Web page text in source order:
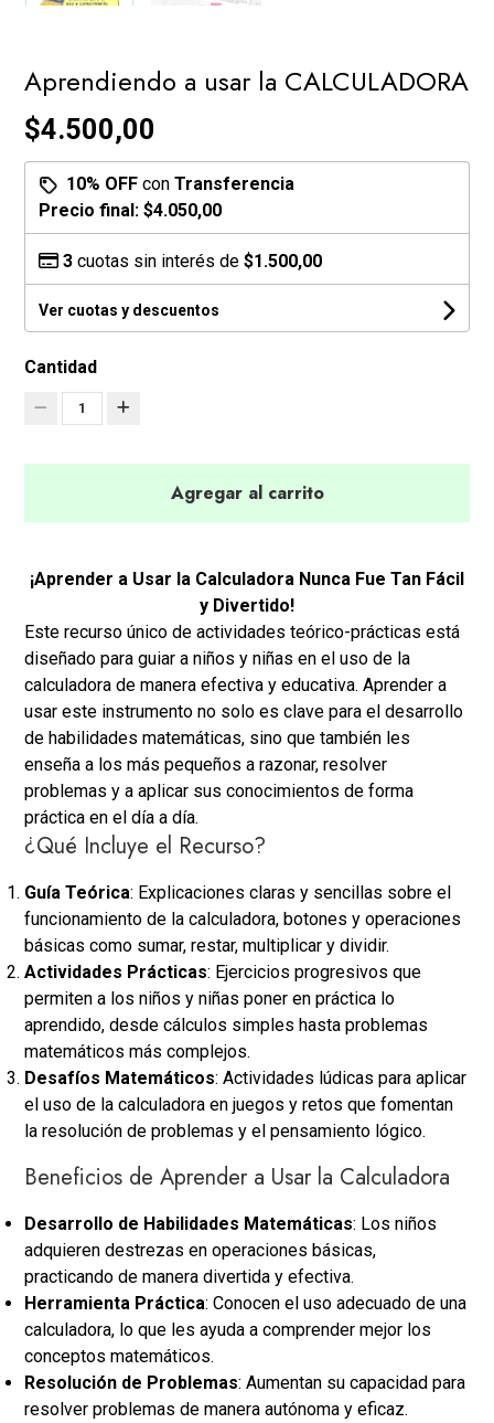
Aprendiendo a usar la CALCULADORA
$4.500,00
10% OFF conTransferencia
Precio final:$4.050,00
3 cuotas sin interés de$1.500,00
Ver cuotas y descuentos
Cantidad
1
Agregar al carrito
¡Aprender a Usar la Calculadora Nunca Fue Tan Fácil
y Divertido!
Este recurso único de actividades teórico-prácticas está
diseñado para guiar a niños y niñas en el uso de la
calculadora de manera efectiva y educativa. Aprender a
usar este instrumento no solo es clave para el desarrollo
de habilidades matemáticas, sino que también les
enseña a los más pequeños a razonar, resolver
problemas y a aplicar sus conocimientos de forma
práctica en el día a día.
¿Qué Incluye el Recurso?
Guía Teórica: Explicaciones claras y sencillas sobre el
funcionamiento de la calculadora, botones y operaciones
básicas como sumar, restar, multiplicar y dividir.
Actividades Prácticas: Ejercicios progresivos que
permiten a los niños y niñas poner en práctica lo
aprendido, desde cálculos simples hasta problemas
matemáticos más complejos.
Desafíos Matemáticos: Actividades lúdicas para aplicar
el uso de la calculadora en juegos y retos que fomentan
la resolución de problemas y el pensamiento lógico.
Beneficios de Aprender a Usar la Calculadora
Desarrollo de Habilidades Matemáticas: Los niños
adquieren destrezas en operaciones básicas,
practicando de manera divertida y efectiva.
Herramienta Práctica: Conocen el uso adecuado de una
calculadora, lo que les ayuda a comprender mejor los
conceptos matemáticos.
Resolución de Problemas: Aumentan su capacidad para
resolver problemas de manera autónoma y eficaz.